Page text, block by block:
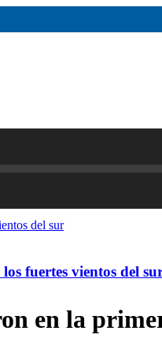
fuertes vientos del
en la